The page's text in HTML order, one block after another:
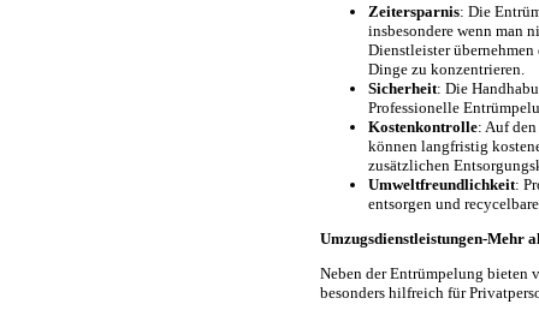
Zeitersparnis: Die
insbesondere wenn man
Dienstleister
Dinge zu konzentrieren.
Sicherheit: Die
Professionelle
Kostenkontrolle: Auf
können langfristig
zusätzlichen
Umweltfreundlichkeit:
entsorgen und
Umzugsdienstleistungen-Mehr
Neben der Entrümpelung bieten
besonders hilfreich für